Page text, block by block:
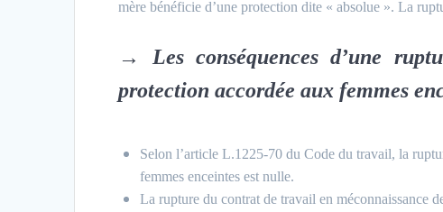
mère bénéficie d’une protection dite « absolue ». La
→ Les conséquences d’une
protection accordée aux femmes
Selon l’article L.1225-70 du Code du travail, la
femmes enceintes est nulle.
La rupture du contrat de travail en méconnaissance